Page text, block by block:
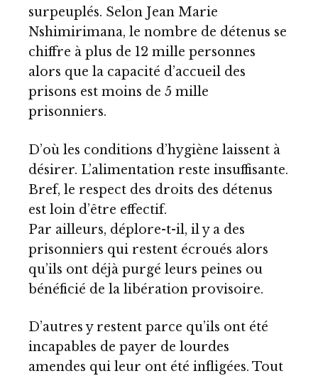
surpeuplés. Selon Jean Marie
Nshimirimana, le nombre de détenus se
chiffre à plus de 12 mille personnes
alors que la capacité d’accueil des
prisons est moins de 5 mille
prisonniers.
D’où les conditions d’hygiène laissent à
désirer. L’alimentation reste insuffisante.
Bref, le respect des droits des détenus
est loin d’être effectif.
Par ailleurs, déplore-t-il, il y a des
prisonniers qui restent écroués alors
qu’ils ont déjà purgé leurs peines ou
bénéficié de la libération provisoire.
D’autres y restent parce qu’ils ont été
incapables de payer de lourdes
amendes qui leur ont été infligées. Tout